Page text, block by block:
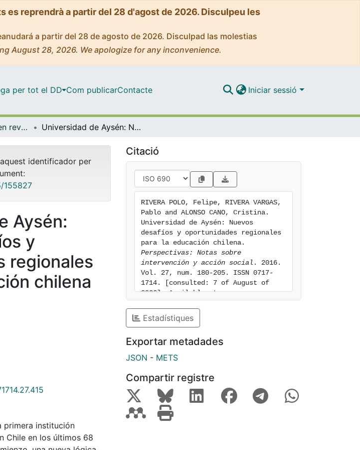
reprendrà a partir del 28 d'agost de 2026. Disculpeu les
a partir del 28 de agosto de 2026. Disculpad las molestias
August 28, 2026. We apologize for any inconvenience.
per tot el DD Com publicarContacte Iniciar sessió
Articles publicats en revistes (Didàctica i Organització Educativa) Universidad de Aysén: Nuevos desafíos y oportunidades regionales para la educación chilena
identificador per
155827
Aysén:
y
regionales
chilena
primera institución
Chile en los últimos 68
Citació
RIVERA POLO, Felipe, RIVERA VARGAS,
Pablo and ALONSO CANO, Cristina.
Universidad de Aysén: Nuevos
desafíos y oportunidades regionales
Perspectivas: Notas sobre
intervención y acción social . 2016.
Vol. 27, num. 180-205. ISSN 0717-
1714. [consulted: 7 of August of
2026]. Available at:
Estadístiques
Exportar metadades
JSON - METS
Compartir registre